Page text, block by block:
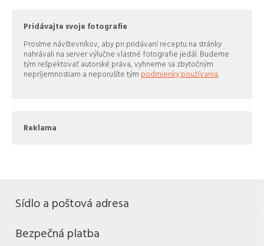
Pridávajte svoje fotografie
Prosíme návštevníkov, aby pri pridávaní receptu na stránky
nahrávali na server výlučne vlastné fotografie jedál. Budeme
tým rešpektovať autorské práva, vyhneme sa zbytočným
nepríjemnostiam a neporušíte tým podmienky používania.
Reklama
Sídlo a poštová adresa
Bezpečná platba